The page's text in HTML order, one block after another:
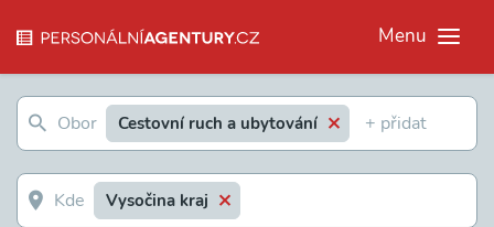
Menu
Cestovní ruch a ubytování
Vysočina kraj